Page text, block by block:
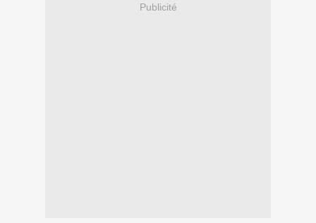
Publicité